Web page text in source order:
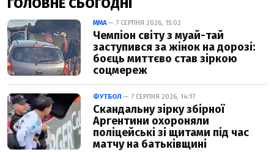
ММА— 7 СЕРПНЯ 2026, 15:02
Чемпіон світу з муай-тай
заступився за жінок на дорозі:
боєць миттєво став зіркою
соцмереж
ФУТБОЛ — 7 СЕРПНЯ 2026, 14:17
Скандальну зірку збірної
Аргентини охороняли
поліцейські зі щитами під час
матчу на батьківщині